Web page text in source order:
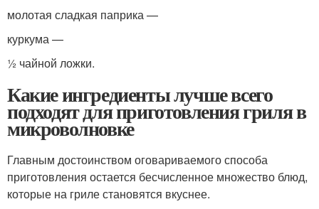
молотая сладкая паприка —
куркума —
½ чайной ложки.
Какие ингредиенты лучше всего
подходят для приготовления гриля в
микроволновке
Главным достоинством оговариваемого способа
приготовления остается бесчисленное множество блюд,
которые на гриле становятся вкуснее.